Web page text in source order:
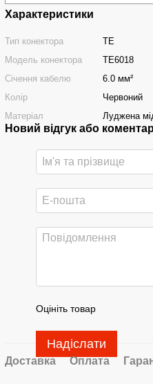
Характеристики
Тип конектора
TE
Модель конектора
TE6018
Січення кабелю
6.0 мм²
Колір
Червоний
Матеріал
Луджена
Новий відгук або
Оцініть товар
Надіслати
Доставка Оплата